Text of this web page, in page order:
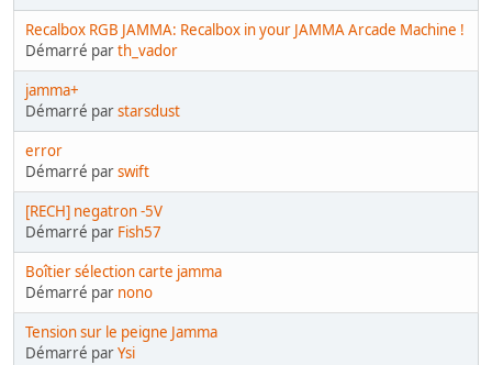
Recalbox RGB JAMMA: Recalbox in your JAMMA Arcade Machine !
Démarré parth_vador
jamma+
Démarré parstarsdust
error
Démarré parswift
[RECH] negatron -5V
Démarré par Fish57
Boîtier sélection carte jamma
Démarré par nono
Tension sur le peigne Jamma
Démarré parYsi